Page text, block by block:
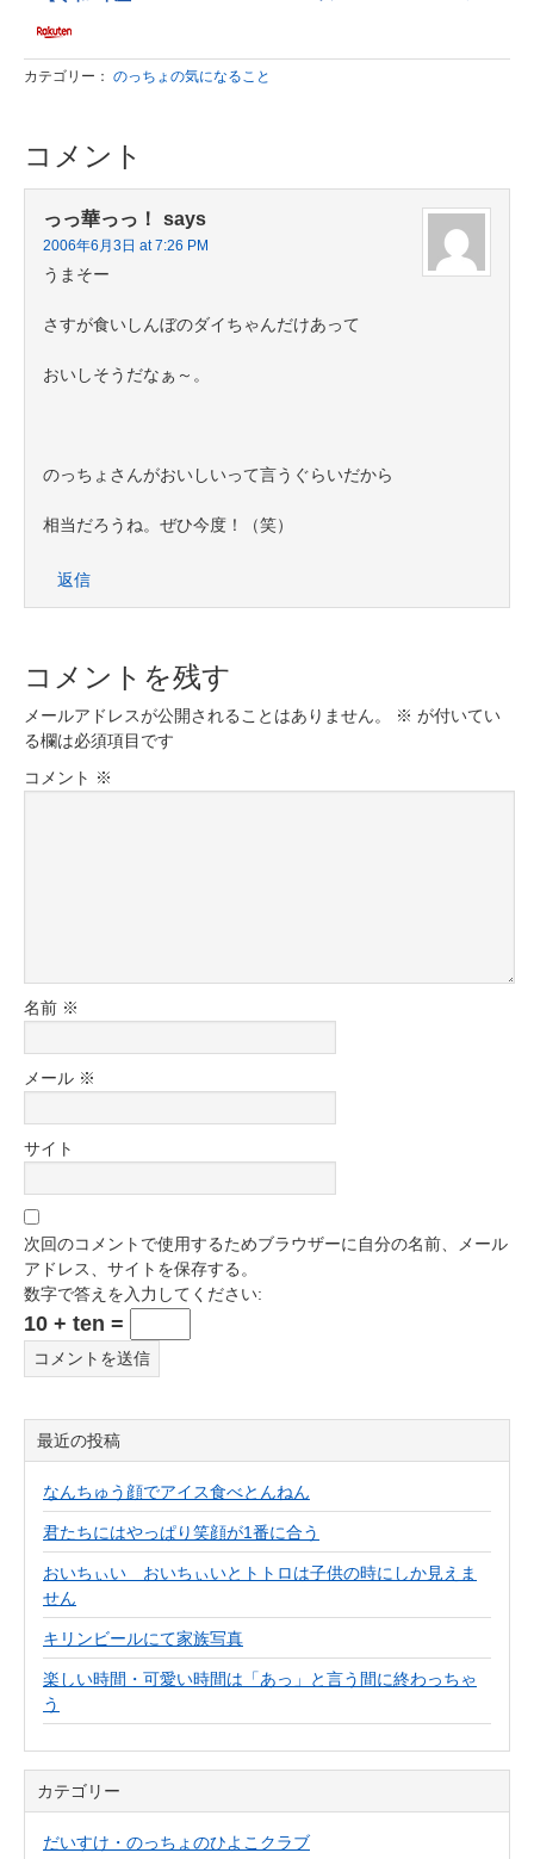
カテゴリー： のっちょの気になること
コメント
っっ華っっ！ says
2006年6月3日 at 7:26 PM
うまそー
さすが食いしんぼのダイちゃんだけあって
おいしそうだなぁ～。
のっちょさんがおいしいって言うぐらいだから
相当だろうね。ぜひ今度！（笑）
返信
コメントを残す
メールアドレスが公開されることはありません。 ※ が付いてい
る欄は必須項目です
コメント ※
名前 ※
メール ※
サイト
次回のコメントで使用するためブラウザーに自分の名前、メール
アドレス、サイトを保存する。
数字で答えを入力してください:
10 + ten =
最近の投稿
なんちゅう顔でアイス食べとんねん
君たちにはやっぱり笑顔が1番に合う
おいちぃい おいちぃいとトトロは子供の時にしか見えま
せん
キリンビールにて家族写真
楽しい時間・可愛い時間は「あっ」と言う間に終わっちゃ
う
カテゴリー
だいすけ・のっちょのひよこクラブ